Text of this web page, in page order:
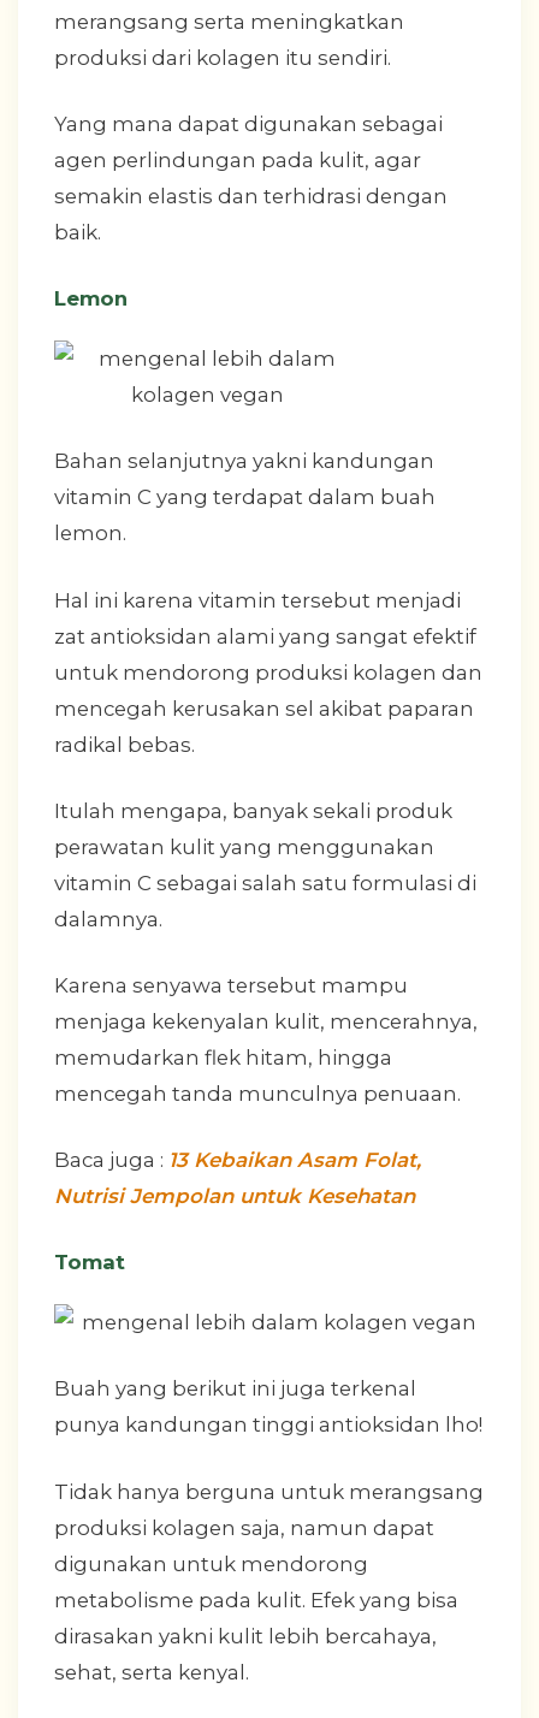
merangsang serta meningkatkan
produksi dari kolagen itu sendiri.
Yang mana dapat digunakan sebagai
agen perlindungan pada kulit, agar
semakin elastis dan terhidrasi dengan
baik.
Lemon
Bahan selanjutnya yakni kandungan
vitamin C yang terdapat dalam buah
lemon.
Hal ini karena vitamin tersebut menjadi
zat antioksidan alami yang sangat efektif
untuk mendorong produksi kolagen dan
mencegah kerusakan sel akibat paparan
radikal bebas.
Itulah mengapa, banyak sekali produk
perawatan kulit yang menggunakan
vitamin C sebagai salah satu formulasi di
dalamnya.
Karena senyawa tersebut mampu
menjaga kekenyalan kulit, mencerahnya,
memudarkan flek hitam, hingga
mencegah tanda munculnya penuaan.
Baca juga : 13 Kebaikan Asam Folat,
Nutrisi Jempolan untuk Kesehatan
Tomat
Buah yang berikut ini juga terkenal
punya kandungan tinggi antioksidan lho!
Tidak hanya berguna untuk merangsang
produksi kolagen saja, namun dapat
digunakan untuk mendorong
metabolisme pada kulit. Efek yang bisa
dirasakan yakni kulit lebih bercahaya,
sehat, serta kenyal.